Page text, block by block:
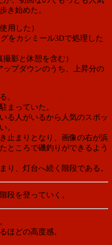
き始めた。
用した）
をカシミール3Dで処理した
影と休憩を含む）
ップダウンのうち、上昇分の
。
まっていた。
る人がいるから人気のスポッ
。
止まりとなり、画像の右が浜
ところで磯釣りができるよう
り、灯台へ続く階段である。
段を登っていく。
ほどの高度感。